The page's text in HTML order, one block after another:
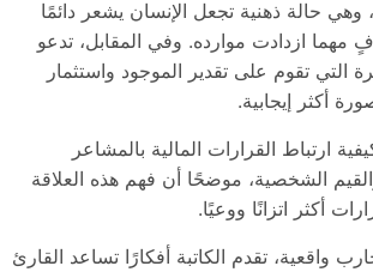
وهي حالة ذهنية تجعل الإنسان يشعر دائمًا
مهما ازدادت موارده. وفي المقابل، تدعو
التي تقوم على تقدير الموجود واستثمار
أكثر إيجابية.
ارتباط القرارات المالية بالمشاعر
الشخصية، موضحًا أن فهم هذه العلاقة
أكثر اتزانًا ووعيًا.
واقعية، تقدم الكاتبة أفكارًا تساعد القارئ